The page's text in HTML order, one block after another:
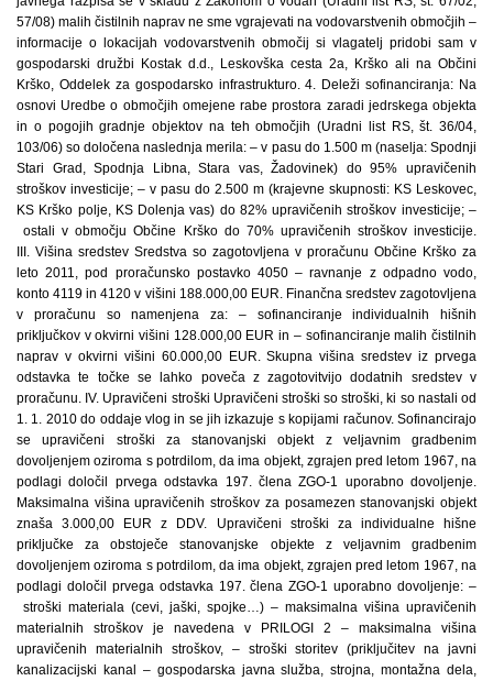
57/08) malih čistilnih naprav ne sme vgrajevati na vodovarstvenih območjih –
informacije o lokacijah vodovarstvenih območij si vlagatelj pridobi sam v
gospodarski družbi Kostak d.d., Leskovška cesta 2a, Krško ali na Občini
Krško, Oddelek za gospodarsko infrastrukturo. 4. Deleži sofinanciranja: Na
osnovi Uredbe o območjih omejene rabe prostora zaradi jedrskega objekta
in o pogojih gradnje objektov na teh območjih (Uradni list RS, št. 36/04,
103/06) so določena naslednja merila: – v pasu do 1.500 m (naselja: Spodnji
Stari Grad, Spodnja Libna, Stara vas, Žadovinek) do 95% upravičenih
stroškov investicije; – v pasu do 2.500 m (krajevne skupnosti: KS Leskovec,
KS Krško polje, KS Dolenja vas) do 82% upravičenih stroškov investicije; –
ostali v območju Občine Krško do 70% upravičenih stroškov investicije.
III. Višina sredstev Sredstva so zagotovljena v proračunu Občine Krško za
leto 2011, pod proračunsko postavko 4050 – ravnanje z odpadno vodo,
konto 4119 in 4120 v višini 188.000,00 EUR. Finančna sredstev zagotovljena
v proračunu so namenjena za: – sofinanciranje individualnih hišnih
priključkov v okvirni višini 128.000,00 EUR in – sofinanciranje malih čistilnih
naprav v okvirni višini 60.000,00 EUR. Skupna višina sredstev iz prvega
odstavka te točke se lahko poveča z zagotovitvijo dodatnih sredstev v
proračunu. IV. Upravičeni stroški Upravičeni stroški so stroški, ki so nastali od
1. 1. 2010 do oddaje vlog in se jih izkazuje s kopijami računov. Sofinancirajo
se upravičeni stroški za stanovanjski objekt z veljavnim gradbenim
dovoljenjem oziroma s potrdilom, da ima objekt, zgrajen pred letom 1967, na
podlagi določil prvega odstavka 197. člena ZGO-1 uporabno dovoljenje.
Maksimalna višina upravičenih stroškov za posamezen stanovanjski objekt
znaša 3.000,00 EUR z DDV. Upravičeni stroški za individualne hišne
priključke za obstoječe stanovanjske objekte z veljavnim gradbenim
dovoljenjem oziroma s potrdilom, da ima objekt, zgrajen pred letom 1967, na
podlagi določil prvega odstavka 197. člena ZGO-1 uporabno dovoljenje: –
stroški materiala (cevi, jaški, spojke…) – maksimalna višina upravičenih
materialnih stroškov je navedena v PRILOGI 2 – maksimalna višina
upravičenih materialnih stroškov, – stroški storitev (priključitev na javni
kanalizacijski kanal – gospodarska javna služba, strojna, montažna dela,